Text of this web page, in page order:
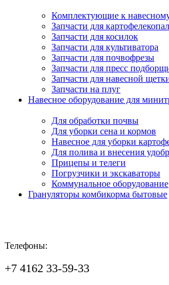
Комплектующие к
Запчасти для
Запчасти для косилок
Запчасти для культиватора
Запчасти для почвофрезы
Запчасти для пресс
Запчасти для навесной
Запчасти на плуг
Навесное оборудование для
Для обработки почвы
Для уборки сена и кормов
Навесное для уборки
Для полива и внесения
Прицепы и телеги
Погрузчики и экскаваторы
Коммунальное оборудование
Грануляторы комбикорма бытовые
Телефоны:
+7 4162 33-59-33